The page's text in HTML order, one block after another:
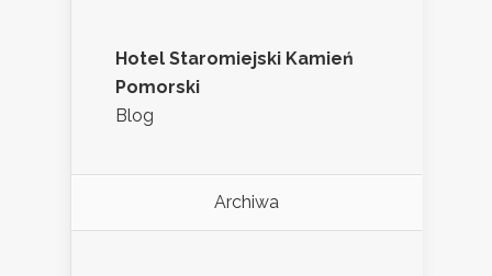
Hotel Staromiejski Kamień
Pomorski
Blog
Archiwa